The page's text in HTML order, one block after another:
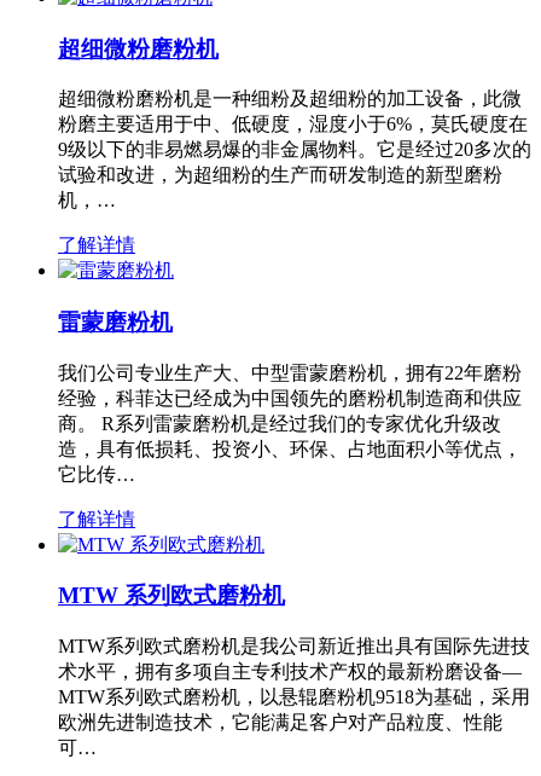
超细微粉磨粉机
超细微粉磨粉机是一种细粉及超细粉的加工设备，此微
粉磨主要适用于中、低硬度，湿度小于6%，莫氏硬度在
9级以下的非易燃易爆的非金属物料。它是经过20多次的
试验和改进，为超细粉的生产而研发制造的新型磨粉
机，…
了解详情
雷蒙磨粉机
我们公司专业生产大、中型雷蒙磨粉机，拥有22年磨粉
经验，科菲达已经成为中国领先的磨粉机制造商和供应
商。 R系列雷蒙磨粉机是经过我们的专家优化升级改
造，具有低损耗、投资小、环保、占地面积小等优点，
它比传…
了解详情
MTW 系列欧式磨粉机
MTW系列欧式磨粉机是我公司新近推出具有国际先进技
术水平，拥有多项自主专利技术产权的最新粉磨设备—
MTW系列欧式磨粉机，以悬辊磨粉机9518为基础，采用
欧洲先进制造技术，它能满足客户对产品粒度、性能
可…